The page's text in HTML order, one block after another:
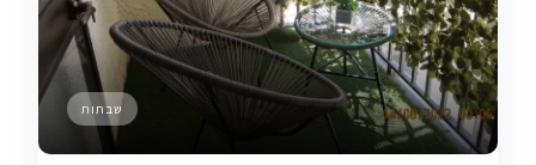
שבתות